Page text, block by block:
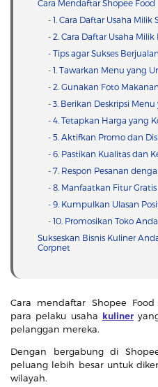
Cara Mendaftar Shopee Food
- 1. Cara Daftar Usaha Milik
- 2. Cara Daftar Usaha Milik
- Tips agar Sukses
- 1. Tawarkan Menu yang
- 2. Gunakan Foto
- 3. Berikan Deskripsi Menu
- 4. Tetapkan Harga yang
- 5. Aktifkan Promo dan
- 6. Pastikan Kualitas dan
- 7. Respon Pesanan
- 8. Manfaatkan Fitur
- 9. Kumpulkan Ulasan
- 10. Promosikan Toko
Sukseskan Bisnis Kuliner
Corpnet
Cara mendaftar Shopee
para pelaku usaha kuliner
pelanggan mereka.
Dengan bergabung di
peluang lebih besar untuk
wilayah.